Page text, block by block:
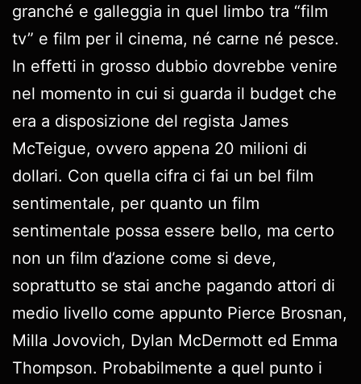
granché e galleggia in quel limbo tra “film
tv” e film per il cinema, né carne né pesce.
In effetti in grosso dubbio dovrebbe venire
nel momento in cui si guarda il budget che
era a disposizione del regista James
McTeigue, ovvero appena 20 milioni di
dollari. Con quella cifra ci fai un bel film
sentimentale, per quanto un film
sentimentale possa essere bello, ma certo
non un film d’azione come si deve,
soprattutto se stai anche pagando attori di
medio livello come appunto Pierce Brosnan,
Milla Jovovich, Dylan McDermott ed Emma
Thompson. Probabilmente a quel punto i